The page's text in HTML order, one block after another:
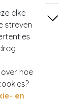
elke
streven
hoe
en